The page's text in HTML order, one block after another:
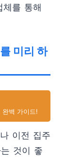
체를 통해
미리 하
완벽 가이드!
이전 집주
것이 좋